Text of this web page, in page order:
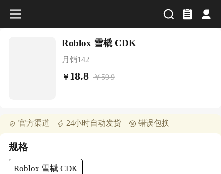
Roblox 雪橇 CDK
月销142
￥18.8 ￥59.9
官方渠道 24小时自动发货 错误包换
规格
Roblox 雪橇 CDK